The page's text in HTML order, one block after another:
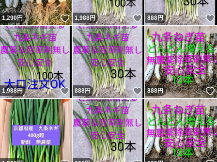
1,290円 いいね！
1,988円 いいね！
888円
1,988円 いいね！
888円 いいね！
888円